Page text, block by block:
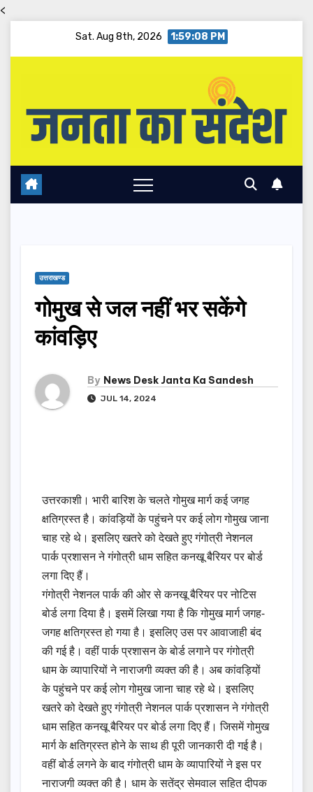
<
Sat. Aug 8th, 2026 1:59:09 PM
उत्तराखण्ड
गोमुख से जल नहीं भर सकेंगे
कांवड़िए
By News Desk Janta Ka Sandesh
JUL 14, 2024
उत्तरकाशी। भारी बारिश के चलते गोमुख मार्ग कई जगह
क्षतिग्रस्त है। कांवड़ियों के पहुंचने पर कई लोग गोमुख जाना
चाह रहे थे। इसलिए खतरे को देखते हुए गंगोत्री नेशनल
पार्क प्रशासन ने गंगोत्री धाम सहित कनखू बैरियर पर बोर्ड
लगा दिए हैं।
गंगोत्री नेशनल पार्क की ओर से कनखू बैरियर पर नोटिस
बोर्ड लगा दिया है। इसमें लिखा गया है कि गोमुख मार्ग जगह-
जगह क्षतिग्रस्त हो गया है। इसलिए उस पर आवाजाही बंद
की गई है। वहीं पार्क प्रशासन के बोर्ड लगाने पर गंगोत्री
धाम के व्यापारियों ने नाराजगी व्यक्त की है। अब कांवड़ियों
के पहुंचने पर कई लोग गोमुख जाना चाह रहे थे। इसलिए
खतरे को देखते हुए गंगोत्री नेशनल पार्क प्रशासन ने गंगोत्री
धाम सहित कनखू बैरियर पर बोर्ड लगा दिए हैं। जिसमें गोमुख
मार्ग के क्षतिग्रस्त होने के साथ ही पूरी जानकारी दी गई है।
वहीं बोर्ड लगने के बाद गंगोत्री धाम के व्यापारियों ने इस पर
नाराजगी व्यक्त की है। धाम के सतेंद्र सेमवाल सहित दीपक